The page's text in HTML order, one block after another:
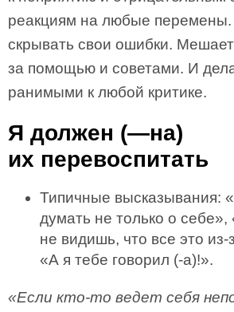
реакциям на любые перемены.
скрывать свои ошибки.
за помощью и советами. И
ранимыми к любой критике.
Я должен (—на)
их перевоспитать
Типичные высказывания:
думать не только о себе»,
не видишь, что все это из-
«А я тебе говорил (-а)!».
«Если кто-то ведет себя